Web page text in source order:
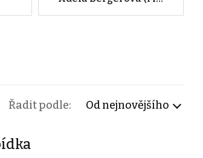
Řadit podle: Od nejnovějšího